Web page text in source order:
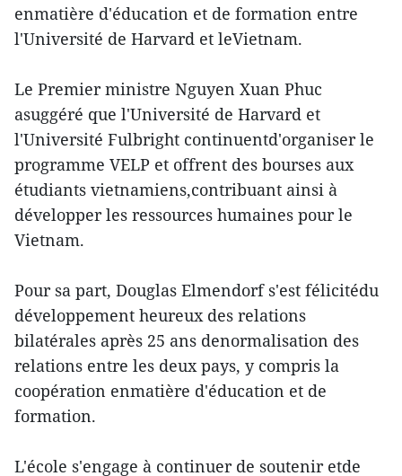
enmatière d'éducation et de formation entre
l'Université de Harvard et leVietnam.
Le Premier ministre Nguyen Xuan Phuc
asuggéré que l'Université de Harvard et
l'Université Fulbright continuentd'organiser le
programme VELP et offrent des bourses aux
étudiants vietnamiens,contribuant ainsi à
développer les ressources humaines pour le
Vietnam.
Pour sa part, Douglas Elmendorf s'est félicitédu
développement heureux des relations
bilatérales après 25 ans denormalisation des
relations entre les deux pays, y compris la
coopération enmatière d'éducation et de
formation.
L'école s'engage à continuer de soutenir etde